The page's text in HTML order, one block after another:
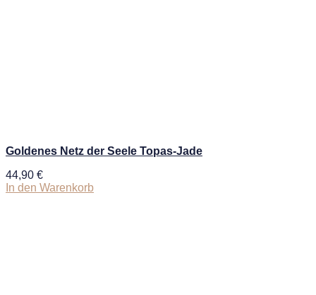
Goldenes Netz der Seele Topas-Jade
44,90 €
In den Warenkorb